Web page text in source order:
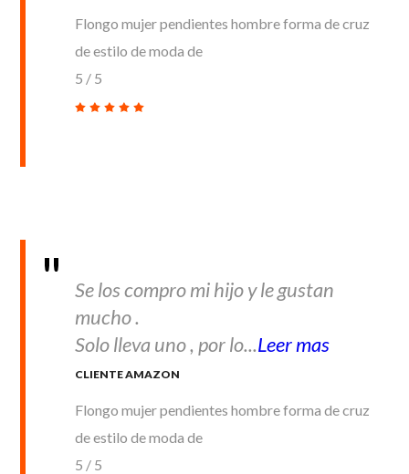
Flongo mujer pendientes hombre forma de cruz
de estilo de moda de
5 / 5
Se los compro mi hijo y le gustan
mucho .
Solo lleva uno , por lo...Leer mas
CLIENTE AMAZON
Flongo mujer pendientes hombre forma de cruz
de estilo de moda de
5 / 5